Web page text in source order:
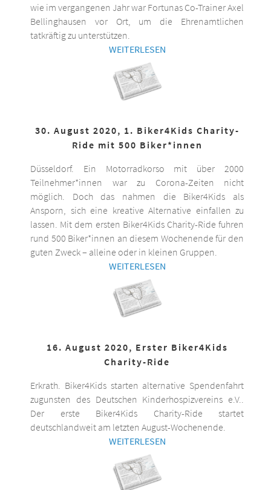
wie im vergangenen Jahr war Fortunas Co-Trainer Axel
Bellinghausen vor Ort, um die Ehrenamtlichen
tatkräftig zu unterstützen.
WEITERLESEN
30. August 2020, 1. Biker4Kids Charity-
Ride mit 500 Biker*innen
Düsseldorf. Ein Motorradkorso mit über 2000
Teilnehmer*innen war zu Corona-Zeiten nicht
möglich. Doch das nahmen die Biker4Kids als
Ansporn, sich eine kreative Alternative einfallen zu
lassen. Mit dem ersten Biker4Kids Charity-Ride fuhren
rund 500 Biker*innen an diesem Wochenende für den
guten Zweck – alleine oder in kleinen Gruppen.
WEITERLESEN
16. August 2020, Erster Biker4Kids
Charity-Ride
Erkrath. Biker4Kids starten alternative Spendenfahrt
zugunsten des Deutschen Kinderhospizvereins e.V..
Der erste Biker4Kids Charity-Ride startet
deutschlandweit am letzten August-Wochenende.
WEITERLESEN